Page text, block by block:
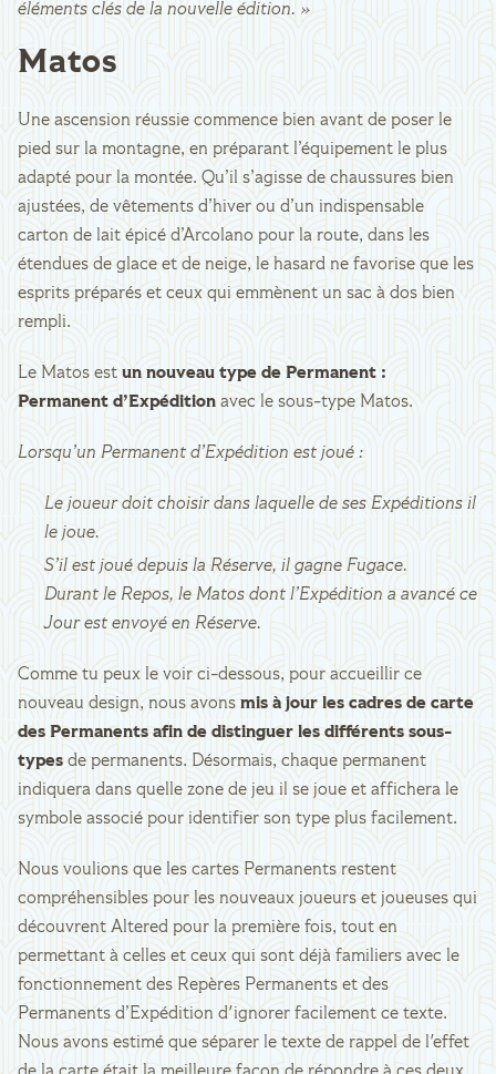
éléments clés de la nouvelle édition. »
Matos
Une ascension réussie commence bien avant de poser le
pied sur la montagne, en préparant l’équipement le plus
adapté pour la montée. Qu’il s’agisse de chaussures bien
ajustées, de vêtements d’hiver ou d’un indispensable
carton de lait épicé d’Arcolano pour la route, dans les
étendues de glace et de neige, le hasard ne favorise que les
esprits préparés et ceux qui emmènent un sac à dos bien
rempli.
Le Matos estun nouveau type de Permanent :
Permanent d’Expédition avec le sous-type Matos.
Lorsqu’un Permanent d’Expédition est joué :
Le joueur doit choisir dans laquelle de ses Expéditions il
le joue.
S’il est joué depuis la Réserve, il gagne Fugace.
Durant le Repos, le Matos dont l’Expédition a avancé ce
Jour est envoyé en Réserve.
Comme tu peux le voir ci-dessous, pour accueillir ce
nouveau design, nous avonsmis à jour les cadres de carte
des Permanents afin de distinguer les différents sous-
typesde permanents. Désormais, chaque permanent
indiquera dans quelle zone de jeu il se joue et affichera le
symbole associé pour identifier son type plus facilement.
Nous voulions que les cartes Permanents restent
compréhensibles pour les nouveaux joueurs et joueuses qui
découvrent Altered pour la première fois, tout en
permettant à celles et ceux qui sont déjà familiers avec le
fonctionnement des Repères Permanents et des
Permanents d’Expédition d'ignorer facilement ce texte.
Nous avons estimé que séparer le texte de rappel de l'effet